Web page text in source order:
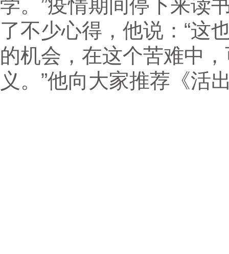
学。”疫情期间停下来读
了不少心得，他说：“这
的机会，在这个苦难中
义。”他向大家推荐《活